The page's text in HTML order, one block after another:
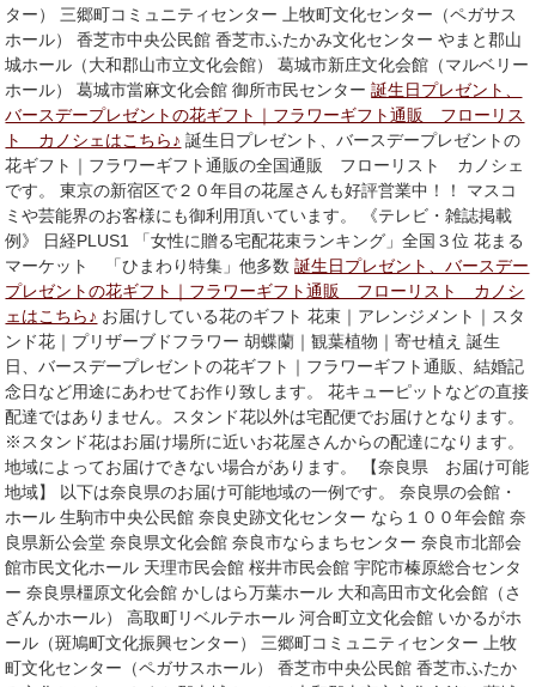
ター） 三郷町コミュニティセンター 上牧町文化センター（ペガサス
ホール） 香芝市中央公民館 香芝市ふたかみ文化センター やまと郡山
城ホール（大和郡山市立文化会館） 葛城市新庄文化会館（マルベリー
ホール） 葛城市當麻文化会館 御所市民センター誕生日プレゼント、
バースデープレゼントの花ギフト｜フラワーギフト通販 フローリス
ト カノシェはこちら♪ 誕生日プレゼント、バースデープレゼントの
花ギフト｜フラワーギフト通販の全国通販 フローリスト カノシェ
です。 東京の新宿区で２０年目の花屋さんも好評営業中！！ マスコ
ミや芸能界のお客様にも御利用頂いています。 《テレビ・雑誌掲載
例》 日経PLUS1 「女性に贈る宅配花束ランキング」全国３位 花まる
マーケット 「ひまわり特集」他多数誕生日プレゼント、バースデー
プレゼントの花ギフト｜フラワーギフト通販 フローリスト カノシ
ェはこちら♪ お届けしている花のギフト 花束｜アレンジメント｜スタ
ンド花｜プリザーブドフラワー 胡蝶蘭｜観葉植物｜寄せ植え 誕生
日、バースデープレゼントの花ギフト｜フラワーギフト通販、結婚記
念日など用途にあわせてお作り致します。 花キューピットなどの直接
配達ではありません。スタンド花以外は宅配便でお届けとなります。
※スタンド花はお届け場所に近いお花屋さんからの配達になります。
地域によってお届けできない場合があります。 【奈良県 お届け可能
地域】 以下は奈良県のお届け可能地域の一例です。 奈良県の会館・
ホール 生駒市中央公民館 奈良史跡文化センター なら１００年会館 奈
良県新公会堂 奈良県文化会館 奈良市ならまちセンター 奈良市北部会
館市民文化ホール 天理市民会館 桜井市民会館 宇陀市榛原総合センタ
ー 奈良県橿原文化会館 かしはら万葉ホール 大和高田市文化会館（さ
ざんかホール） 高取町リベルテホール 河合町立文化会館 いかるがホ
ール（斑鳩町文化振興センター） 三郷町コミュニティセンター 上牧
町文化センター（ペガサスホール） 香芝市中央公民館 香芝市ふたか